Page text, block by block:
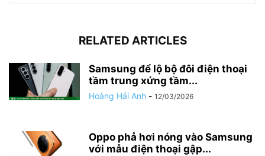
RELATED ARTICLES
Samsung để lộ bộ đôi điện thoại
tầm trung xứng tầm...
Hoàng Hải Anh - 12/03/2026
Oppo phả hơi nóng vào Samsung
với mẫu điện thoại gập...